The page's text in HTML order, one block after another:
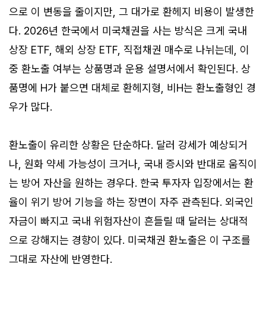
으로 이 변동을 줄이지만, 그 대가로 환헤지 비용이 발생한
다. 2026년 한국에서 미국채권을 사는 방식은 크게 국내
상장 ETF, 해외 상장 ETF, 직접채권 매수로 나뉘는데, 이
중 환노출 여부는 상품명과 운용 설명서에서 확인된다. 상
품명에 H가 붙으면 대체로 환헤지형, 비H는 환노출형인 경
우가 많다.
환노출이 유리한 상황은 단순하다. 달러 강세가 예상되거
나, 원화 약세 가능성이 크거나, 국내 증시와 반대로 움직이
는 방어 자산을 원하는 경우다. 한국 투자자 입장에서는 환
율이 위기 방어 기능을 하는 장면이 자주 관측된다. 외국인
자금이 빠지고 국내 위험자산이 흔들릴 때 달러는 상대적
으로 강해지는 경향이 있다. 미국채권 환노출은 이 구조를
그대로 자산에 반영한다.